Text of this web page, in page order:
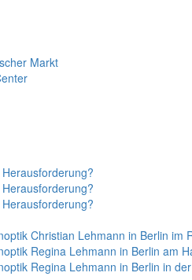
Markt
Christian Lehmann in Berlin im
Regina Lehmann in Berlin am
Regina Lehmann in Berlin in